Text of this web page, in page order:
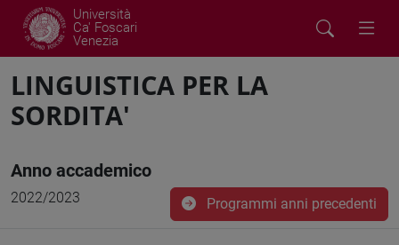
Università
Ca' Foscari
Venezia
LINGUISTICA PER LA
SORDITA'
Anno accademico
2022/2023 Programmi anni precedenti